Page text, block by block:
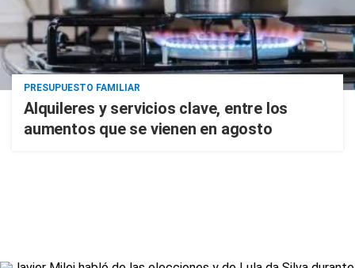
PRESUPUESTO FAMILIAR
Alquileres y servicios clave, entre los
aumentos que se vienen en agosto